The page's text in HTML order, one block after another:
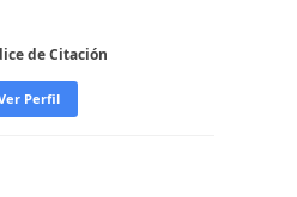
de Citación
Perfil